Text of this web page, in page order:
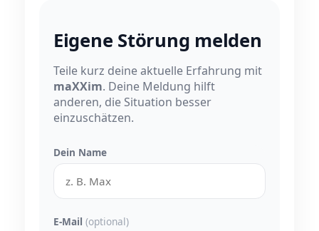
Eigene Störung melden
Teile kurz deine aktuelle Erfahrung mit
maXXim. Deine Meldung hilft
anderen, die Situation besser
einzuschätzen.
Dein Name
E-Mail (optional)